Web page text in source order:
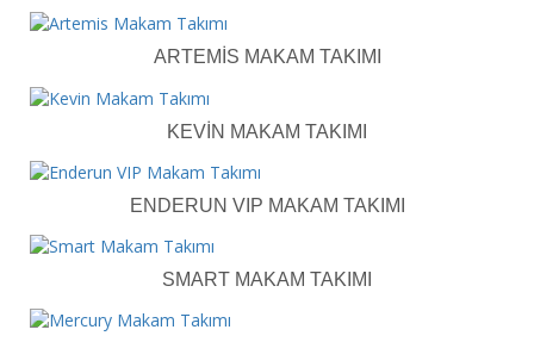
ARTEMIS MAKAM TAKIMI
KEVIN MAKAM TAKIMI
ENDERUN VIP MAKAM TAKIMI
SMART MAKAM TAKIMI